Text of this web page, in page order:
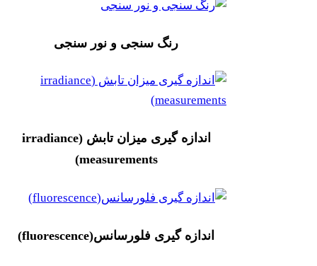
رنگ سنجی و نور سنجی
اندازه گیری میزان تابش (irradiance
measurements)
اندازه گیری فلورسانس(fluorescence)